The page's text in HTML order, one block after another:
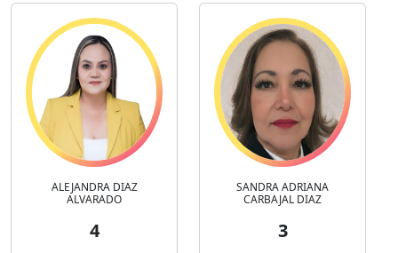
ALEJANDRA DIAZ
ALVARADO
4
SANDRA ADRIANA
CARBAJAL DIAZ
3